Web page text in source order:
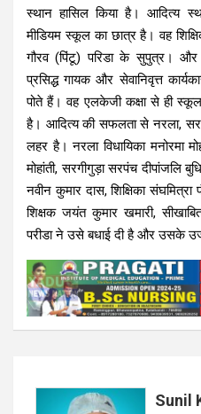
स्थान हासिल किया है। आदित्य
मीडियम स्कूल का छात्र है। वह
गौरव (पिंटू) परिडा के सुपुत्र। और
प्रसिद्ध गायक और सेवानिवृत्त
पोते हैं। वह एलकेजी कक्षा से ही
है। आदित्य की सफलता से नरला,
लहर है। नरला विधायिका मनोरमा
मोहांती, सरगीगुड़ा सरपंच
नवीन कुमार दास, शिक्षिका
शिक्षक जयंत कुमार खमारी,
परीडा ने उसे बधाई दी है और उसके
Sunil